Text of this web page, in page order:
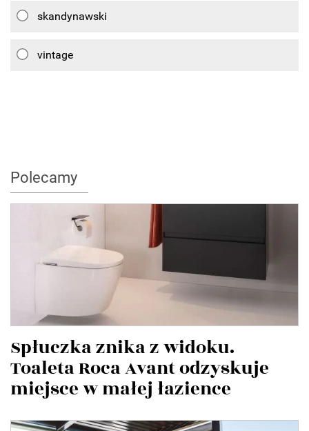
skandynawski
vintage
Polecamy
Spłuczka znika z widoku.
Toaleta Roca Avant odzyskuje
miejsce w małej łazience